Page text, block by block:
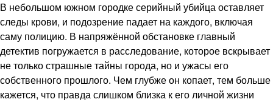
В небольшом южном городке серийный убийца оставляет
следы крови, и подозрение падает на каждого, включая
саму полицию. В напряжённой обстановке главный
детектив погружается в расследование, которое вскрывает
не только страшные тайны города, но и ужасы его
собственного прошлого. Чем глубже он копает, тем больше
кажется, что правда слишком близка к его личной жизни